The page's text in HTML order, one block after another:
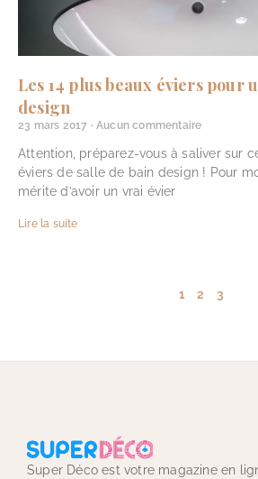
Les 14 plus beaux éviers pour
design
23 mars 2017 Aucun commentaire
Attention, préparez-vous à saliver sur
éviers de salle de bain design ! Pour
mérite d’avoir un vrai évier
Lire la suite
1 2 3
Super Déco est votre magazine en